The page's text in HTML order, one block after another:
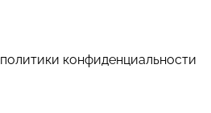
политики конфиденциальности